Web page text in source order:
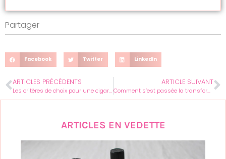
Partager
Facebook Twitter LinkedIn
ARTICLES PRÉCÉDENTS
Les critères de choix pour une cigarette électronique
ARTICLE SUIVANT
Comment s’est passée la transformation de Chrissy Metz?
ARTICLES EN VEDETTE